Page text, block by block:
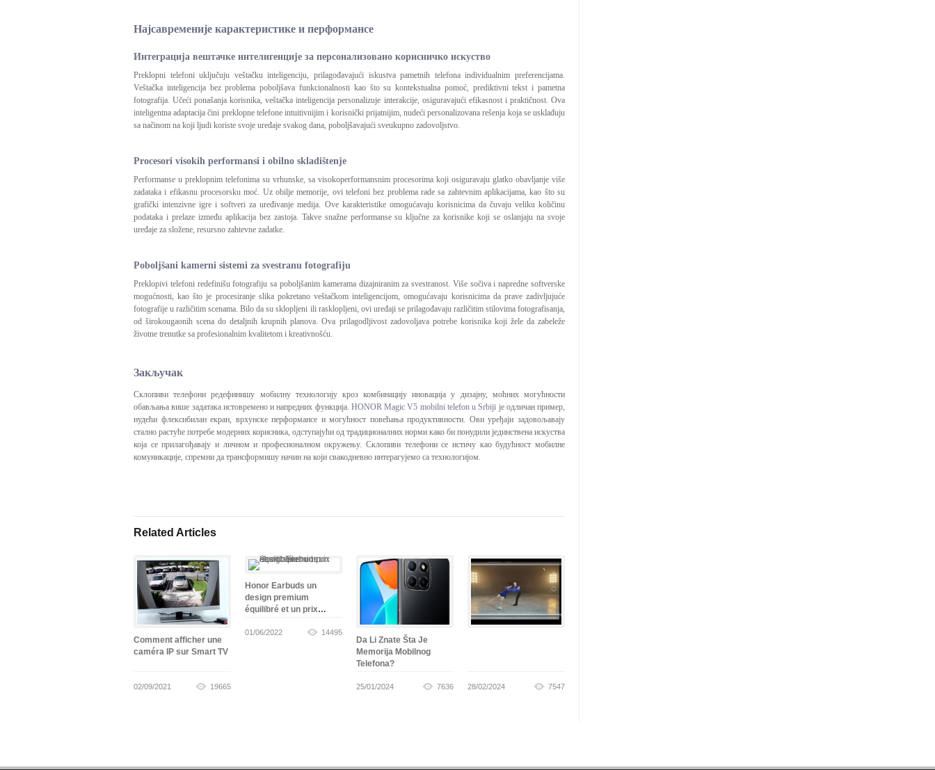
Најсавременије карактеристике и перформансе
Интеграција вештачке интелигенције за персонализовано корисничко искуство
Preklopni telefoni uključuju veštačku inteligenciju, prilagođavajući iskustva pametnih telefona individualnim preferencijama.
Veštačka inteligencija bez problema poboljšava funkcionalnosti kao što su kontekstualna pomoć, prediktivni tekst i pametna
fotografija. Učeći ponašanja korisnika, veštačka inteligencija personalizuje interakcije, osiguravajući efikasnost i praktičnost. Ova
inteligentna adaptacija čini preklopne telefone intuitivnijim i korisnički prijatnijim, nudeći personalizovana rešenja koja se usklađuju
sa načinom na koji ljudi koriste svoje uređaje svakog dana, poboljšavajući sveukupno zadovoljstvo.
Procesori visokih performansi i obilno skladištenje
Performanse u preklopnim telefonima su vrhunske, sa visokoperformansnim procesorima koji osiguravaju glatko obavljanje više
zadataka i efikasnu procesorsku moć. Uz obilje memorije, ovi telefoni bez problema rade sa zahtevnim aplikacijama, kao što su
grafički intenzivne igre i softveri za uređivanje medija. Ove karakteristike omogućavaju korisnicima da čuvaju veliku količinu
podataka i prelaze između aplikacija bez zastoja. Takve snažne performanse su ključne za korisnike koji se oslanjaju na svoje
uređaje za složene, resursno zahtevne zadatke.
Poboljšani kamerni sistemi za svestranu fotografiju
Preklopivi telefoni redefinišu fotografiju sa poboljšanim kamerama dizajniranim za svestranost. Više sočiva i napredne softverske
mogućnosti, kao što je procesiranje slika pokretano veštačkom inteligencijom, omogućavaju korisnicima da prave zadivljujuće
fotografije u različitim scenama. Bilo da su sklopljeni ili rasklopljeni, ovi uređaji se prilagođavaju različitim stilovima fotografisanja,
od širokougaonih scena do detaljnih krupnih planova. Ova prilagodljivost zadovoljava potrebe korisnika koji žele da zabeleže
životne trenutke sa profesionalnim kvalitetom i kreativnošću.
Закључак
Склопиви телефони редефинишу мобилну технологију кроз комбинацију иновација у дизајну, моћних могућности
обављања више задатака истовремено и напредних функција. HONOR Magic V5 mobilni telefon u Srbiji је одличан пример,
нудећи флексибилан екран, врхунске перформансе и могућност повећања продуктивности. Ови уређаји задовољавају
стално растуће потребе модерних корисника, одступајући од традиционалних норми како би понудили јединствена искуства
која се прилагођавају и личном и професионалном окружењу. Склопиви телефони се истичу као будућност мобилне
комуникације, спремни да трансформишу начин на који свакодневно интерагујемо са технологијом.
Related Articles
Comment afficher une
caméra IP sur Smart TV
02/09/2021 19665
Honor Earbuds un
design premium
équilibré et un prix
01/06/2022 14495
Da Li Znate Šta Je
Memorija Mobilnog
Telefona?
25/01/2024 7636 28/02/2024 7547